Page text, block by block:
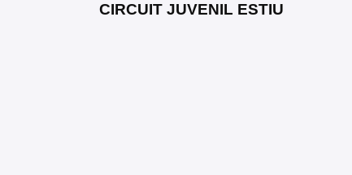
CIRCUIT JUVENIL ESTIU